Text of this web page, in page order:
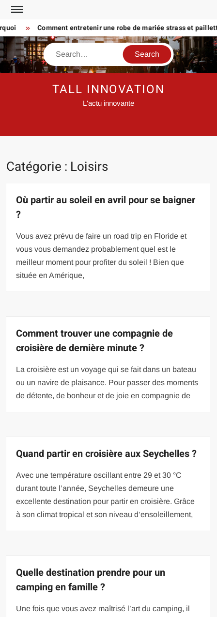
Skip
content
Comment entretenir une robe de mariée strass et paillette
Search
TALL INNOVATION
L'actu innovante
Catégorie : Loisirs
Où partir au soleil en avril pour se baigner
?
Vous avez prévu de faire un road trip en Floride et
vous vous demandez probablement quel est le
meilleur moment pour profiter du soleil ! Bien que
située en Amérique,
Comment trouver une compagnie de
croisière de dernière minute ?
La croisière est un voyage qui se fait dans un bateau
ou un navire de plaisance. Pour passer des moments
de détente, de bonheur et de joie en compagnie de
Quand partir en croisière aux Seychelles ?
Avec une température oscillant entre 29 et 30 °C
durant toute l’année, Seychelles demeure une
excellente destination pour partir en croisière. Grâce
à son climat tropical et son niveau d’ensoleillement,
Quelle destination prendre pour un
camping en famille ?
Une fois que vous avez maîtrisé l’art du camping, il